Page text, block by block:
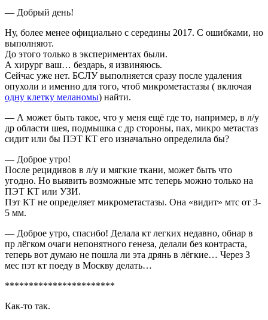
— Добрый день!
Ну, более менее официально с середины 2017. С ошибками, но
выполняют.
До этого только в экспериментах были.
А хирург ваш… бездарь, я извиняюсь.
Сейчас уже нет. БСЛУ выполняется сразу после удаления
опухоли и именно для того, чтоб микрометастазы ( включая
одну клетку меланомы) найти.
— А может быть такое, что у меня ещё где то, например, в л/у
др области шея, подмышка с др стороны, пах, микро метастаз
сидит или бы ПЭТ КТ его изначально определила бы?
— Доброе утро!
После рецидивов в л/у и мягкие ткани, может быть что
угодно. Но выявить возможные мтс теперь можно только на
ПЭТ КТ или УЗИ.
Пэт КТ не определяет микрометастазы. Она «видит» мтс от 3-
5 мм.
— Доброе утро, спасибо! Делала кт легких недавно, обнар в
пр лёгком очаги непонятного генеза, делали без контраста,
теперь вот думаю не пошла ли эта дрянь в лёгкие… Через 3
мес пэт кт поеду в Москву делать…
***********************
Как-то так.